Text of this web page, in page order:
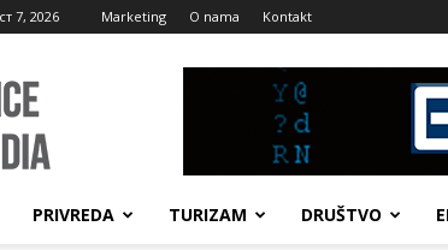
7, 2026 Marketing O nama Kontakt
PRIVREDA TURIZAM DRUŠTVO